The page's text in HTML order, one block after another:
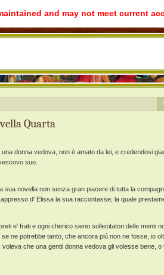
and may not meet current
Quarta
donna vedova,:non è amato da lei, e credendosi
suo.
sua novella non senza gran piacere di tutta la
d' Elissa la sua raccontasse; la quale
e' frati e ogni cherico sieno sollecitatori delle menti
ne potrebbe tanto, che ancora piú non ne fosse, io
voleva che una gentil donna vedova gli volesse bene,